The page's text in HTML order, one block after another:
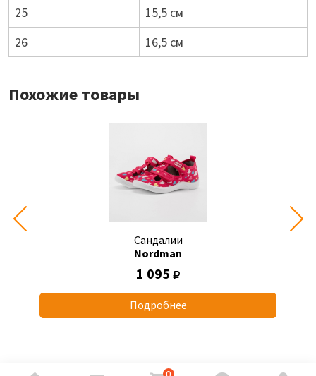
25
15,5 см
26
16,5 см
Похожие товары
Сандалии
Nordman
1 095
Подробнее
0